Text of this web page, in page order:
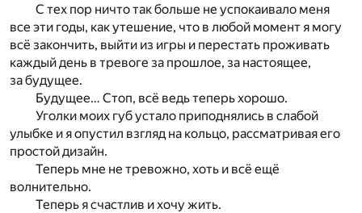
С тех пор ничто так больше не успокаивало меня
все эти годы, как утешение, что в любой момент я могу
всё закончить, выйти из игры и перестать проживать
каждый день в тревоге за прошлое, за настоящее,
за будущее.
Будущее… Стоп, всё ведь теперь хорошо.
Уголки моих губ устало приподнялись в слабой
улыбке и я опустил взгляд на кольцо, рассматривая его
простой дизайн.
Теперь мне не тревожно, хоть и всё ещё
волнительно.
Теперь я счастлив и хочу жить.